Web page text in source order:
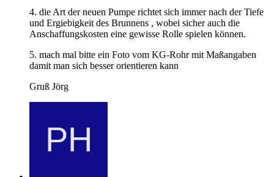
4. die Art der neuen Pumpe richtet sich immer nach der Tiefe
und Ergiebigkeit des Brunnens , wobei sicher auch die
Anschaffungskosten eine gewisse Rolle spielen können.
5. mach mal bitte ein Foto vom KG-Rohr mit Maßangaben
damit man sich besser orientieren kann
Gruß Jörg